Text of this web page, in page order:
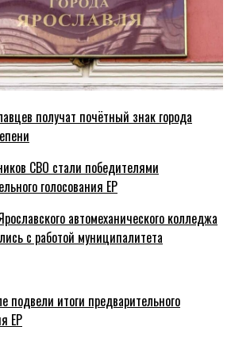
получат почётный знак города
СВО стали победителями
голосования ЕР
автомеханического колледжа
с работой муниципалитета
подвели итоги предварительного
ЕР